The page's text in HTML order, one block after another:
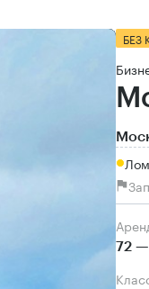
БЕЗ
72